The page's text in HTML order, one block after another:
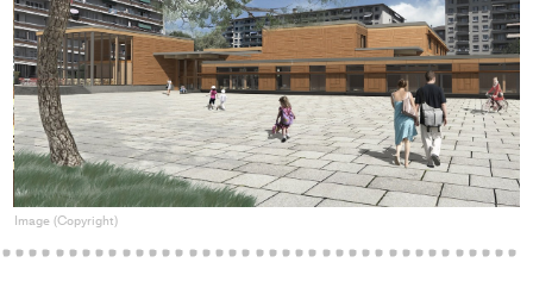
Image (Copyright)
to